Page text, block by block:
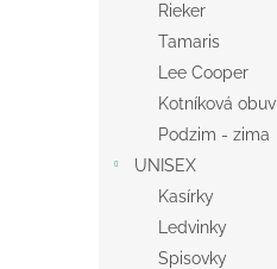
Rieker
Tamaris
Lee Cooper
Kotníková obuv
Podzim - zima
UNISEX
Kasírky
Ledvinky
Spisovky